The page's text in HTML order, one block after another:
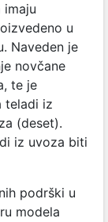
imaju
u
Naveden je
novčane
te je
teladi iz
(deset).
iz uvoza biti
podrški u
modela